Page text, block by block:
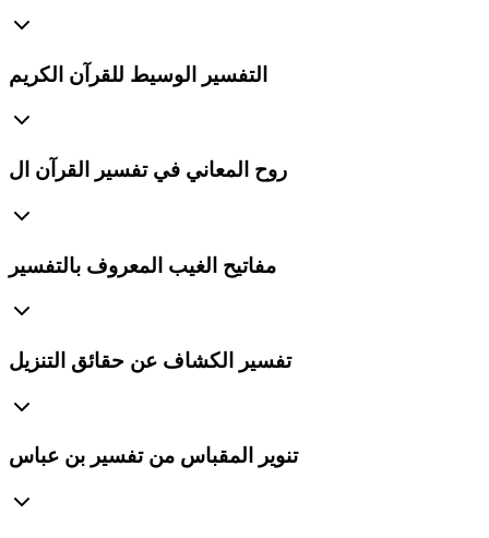
التفسير الوسيط للقرآن الكريم
روح المعاني في تفسير القرآن ال
مفاتيح الغيب المعروف بالتفسير
تفسير الكشاف عن حقائق التنزيل
تنوير المقباس من تفسير بن عباس